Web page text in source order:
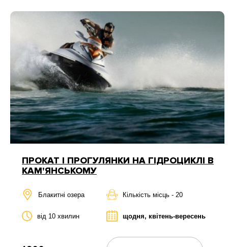
ПРОКАТ І ПРОГУЛЯНКИ НА ГІДРОЦИКЛІ В
КАМ'ЯНСЬКОМУ
Блакитні озера Кількість місць - 20
від 10 хвилин щодня, квітень-вересень